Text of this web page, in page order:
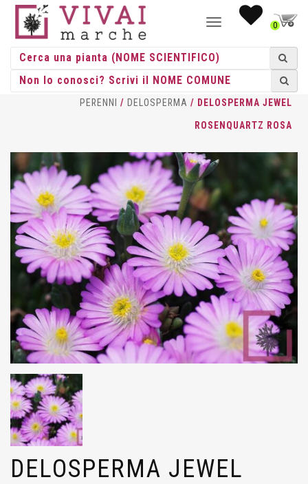
NAVIGAZIONE0
HOME/ ERBACEE ERBACEE
PERENNI / DELOSPERMA / DELOSPERMA JEWEL
ROSENQUARTZ ROSA
DELOSPERMA JEWEL